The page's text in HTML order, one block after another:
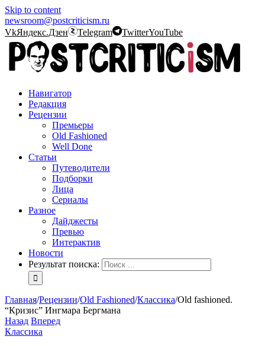
Skip to content
newsroom@postcriticism.ru
VkЯндекс.Дзен Telegram TwitterYouTube
Навигатор
Редакция
Рецензии
Премьеры
Old Fashioned
Well Done
Статьи
Путеводители
Подборки
Лица
Сериалы
Разное
Дайджесты
Превью
Интерактив
Новости
Результат поиска:
Главная/Рецензии/Old Fashioned/Классика/Old fashioned.
“Кризис” Ингмара Бергмана
Назад Вперед
Классика